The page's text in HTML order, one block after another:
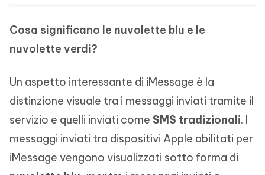
Cosa significano le nuvolette blu e le
nuvolette verdi?
Un aspetto interessante di iMessage è la
distinzione visuale tra i messaggi inviati tramite il
servizio e quelli inviati come SMS tradizionali. I
messaggi inviati tra dispositivi Apple abilitati per
iMessage vengono visualizzati sotto forma di